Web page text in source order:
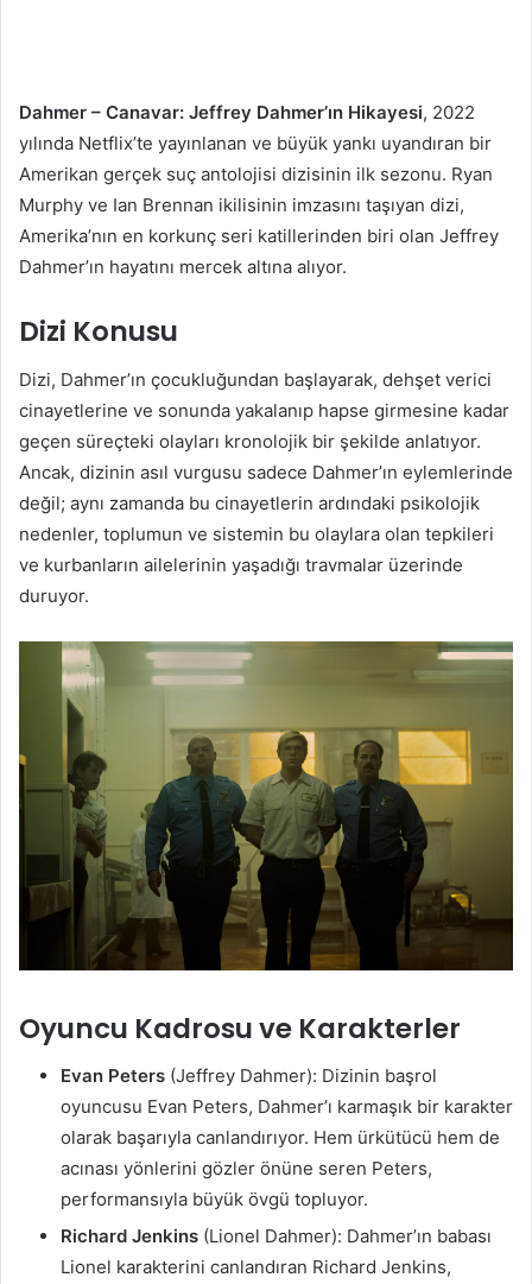
Dahmer – Canavar: Jeffrey Dahmer’ın Hikayesi, 2022
yılında Netflix’te yayınlanan ve büyük yankı uyandıran bir
Amerikan gerçek suç antolojisi dizisinin ilk sezonu. Ryan
Murphy ve Ian Brennan ikilisinin imzasını taşıyan dizi,
Amerika’nın en korkunç seri katillerinden biri olan Jeffrey
Dahmer’ın hayatını mercek altına alıyor.
Dizi Konusu
Dizi, Dahmer’ın çocukluğundan başlayarak, dehşet verici
cinayetlerine ve sonunda yakalanıp hapse girmesine kadar
geçen süreçteki olayları kronolojik bir şekilde anlatıyor.
Ancak, dizinin asıl vurgusu sadece Dahmer’ın eylemlerinde
değil; aynı zamanda bu cinayetlerin ardındaki psikolojik
nedenler, toplumun ve sistemin bu olaylara olan tepkileri
ve kurbanların ailelerinin yaşadığı travmalar üzerinde
duruyor.
Oyuncu Kadrosu ve Karakterler
Evan Peters (Jeffrey Dahmer): Dizinin başrol
oyuncusu Evan Peters, Dahmer’ı karmaşık bir karakter
olarak başarıyla canlandırıyor. Hem ürkütücü hem de
acınası yönlerini gözler önüne seren Peters,
performansıyla büyük övgü topluyor.
Richard Jenkins (Lionel Dahmer): Dahmer’ın babası
Lionel karakterini canlandıran Richard Jenkins,